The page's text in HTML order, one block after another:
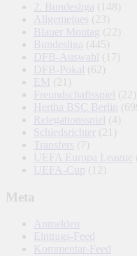
2. Bundesliga (148)
Allgemeines (23)
Blauer Montag (22)
Bundesliga (445)
DFB-Auswahl
(17)
DFB-Pokal (62)
EM (21)
Freundschaftsspiel (22)
Hertha BSC Berlin
Relegationsspiel (4)
Schiedsrichter
(21)
Transfers (7)
UEFA Europa League
UEFA-Cup (12)
Meta
Anmelden
Eintrags-Feed
Kommentar-Feed